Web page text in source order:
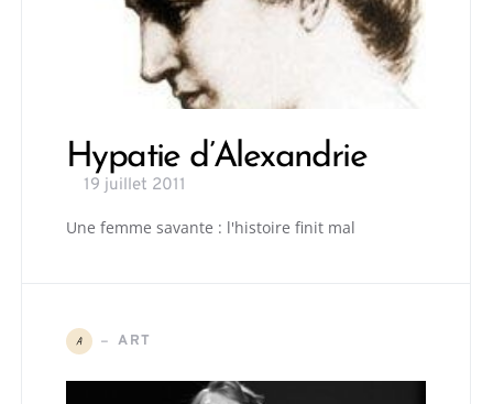
Hypatie d’Alexandrie
19 juillet 2011
Une femme savante : l'histoire finit mal
A ART